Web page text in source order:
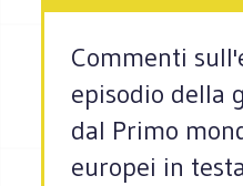
Commenti
episodio della
dal Primo
europei in